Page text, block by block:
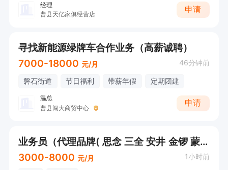
经理
曹县天亿家俱经营店
申请
寻找新能源绿牌车合作业务（高薪诚聘）
7000-18000 元/月 46分钟前
磐石街道 节日福利 带薪年假 定期团建
温总
曹县闯大商贸中心
申请
业务员（代理品牌( 思念 三全 安井 金锣 蒙牛））
3000-8000 元/月 1小时前